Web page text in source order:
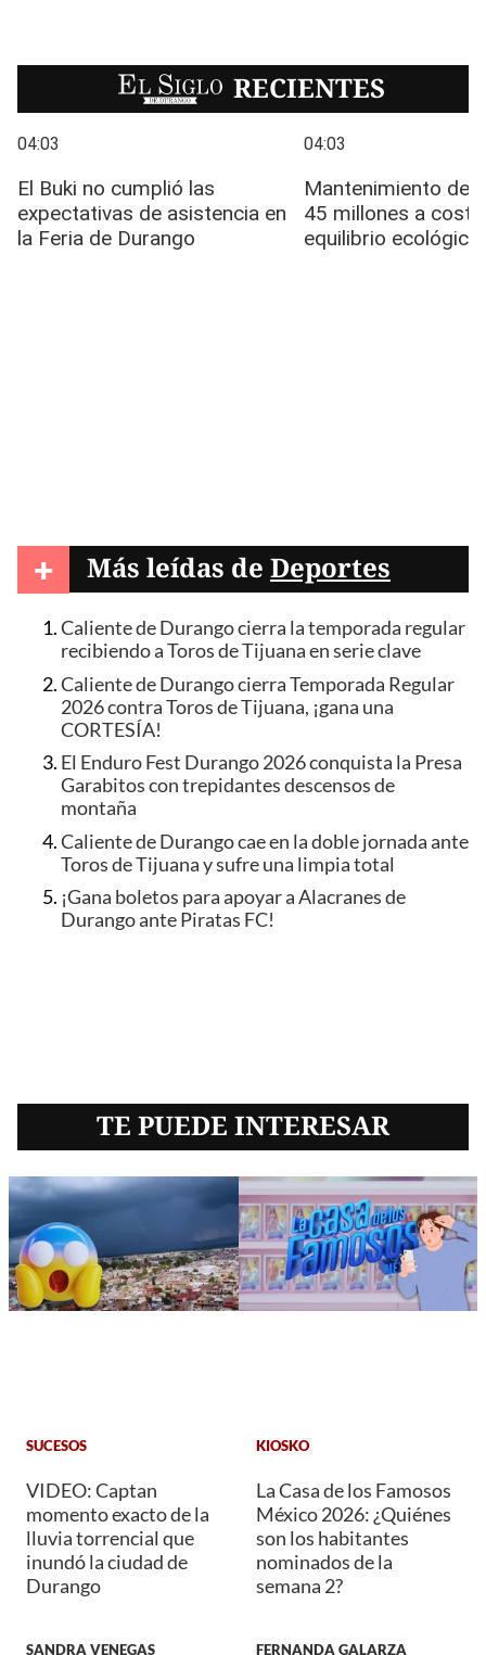
EL SIGLO RECIENTES
+ Más leídas de Deportes
Caliente de Durango cierra la temporada regular
recibiendo a Toros de Tijuana en serie clave
Caliente de Durango cierra Temporada Regular
2026 contra Toros de Tijuana, ¡gana una
CORTESÍA!
El Enduro Fest Durango 2026 conquista la Presa
Garabitos con trepidantes descensos de
montaña
Caliente de Durango cae en la doble jornada ante
Toros de Tijuana y sufre una limpia total
¡Gana boletos para apoyar a Alacranes de
Durango ante Piratas FC!
TE PUEDE INTERESAR
SUCESOS
VIDEO: Captan
momento exacto de la
lluvia torrencial que
inundó la ciudad de
Durango
SANDRA VENEGAS
KIOSKO
La Casa de los Famosos
México 2026: ¿Quiénes
son los habitantes
nominados de la
semana 2?
FERNANDA GALARZA